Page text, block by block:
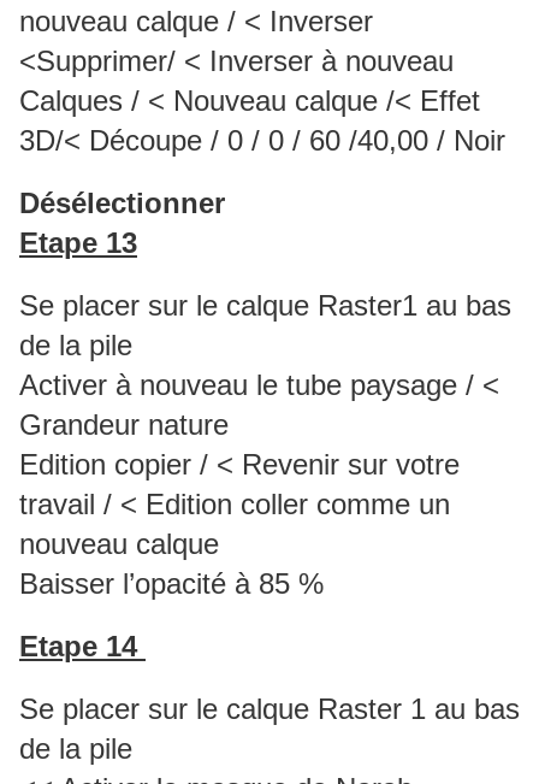
nouveau calque / < Inverser
<Supprimer/ < Inverser à nouveau
Calques / < Nouveau calque /< Effet
3D/< Découpe / 0 / 0 / 60 /40,00 / Noir
Désélectionner
Etape 13
Se placer sur le calque Raster1 au bas
de la pile
Activer à nouveau le tube paysage / <
Grandeur nature
Edition copier / < Revenir sur votre
travail / < Edition coller comme un
nouveau calque
Baisser l’opacité à 85 %
Etape 14
Se placer sur le calque Raster 1 au bas
de la pile